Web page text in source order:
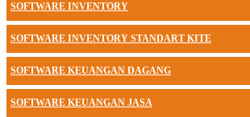
SOFTWARE INVENTORY
SOFTWARE INVENTORY STANDART KITE
SOFTWARE KEUANGAN DAGANG
SOFTWARE KEUANGAN JASA